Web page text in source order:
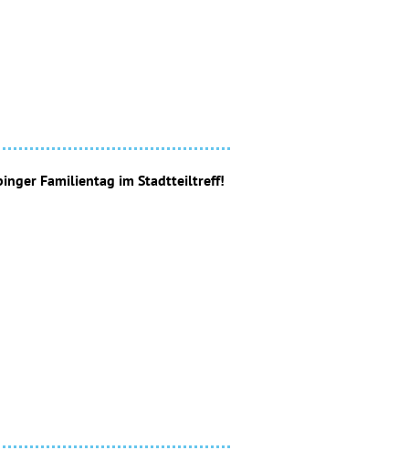
Familientag im Stadtteiltreff!